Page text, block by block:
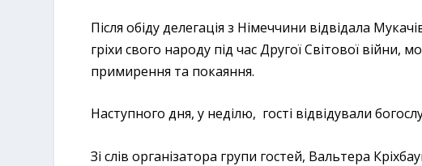
Після обіду делегація з Німеччини відвідала
гріхи свого народу під час Другої Світової війни,
примирення та покаяння.
Наступного дня, у неділю, гості відвідували
Зі слів організатора групи гостей, Вальтера